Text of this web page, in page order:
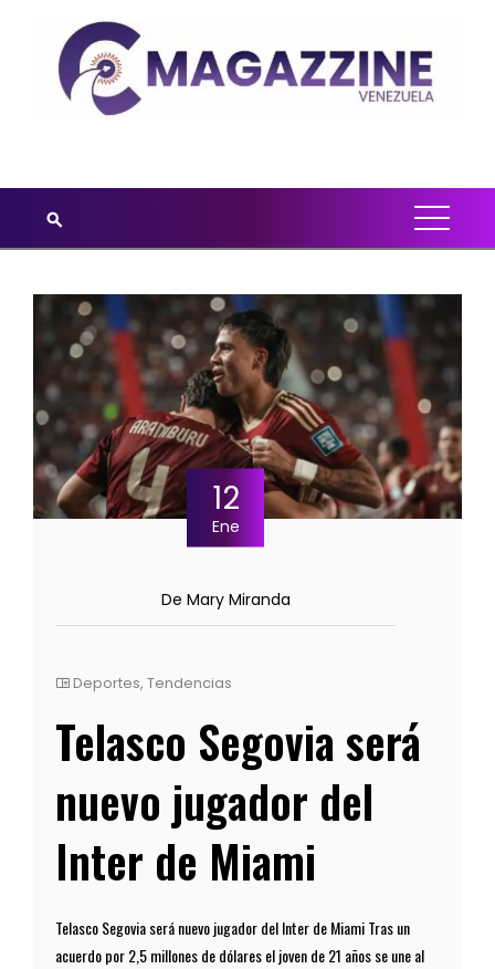
12
Ene
De Mary Miranda
Deportes, Tendencias
Telasco Segovia será
nuevo jugador del
Inter de Miami
Telasco Segovia será nuevo jugador del Inter de Miami Tras un
acuerdo por 2,5 millones de dólares el joven de 21 años se une al